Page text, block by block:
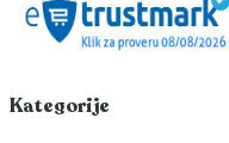
Kategorije